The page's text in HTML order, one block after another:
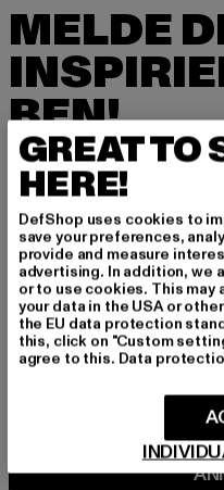
MELDE
BEN!
Melde dich hier für
erhalte künftig
nds, Angebote und
er E-Mail!
An welchen Produkten
MÄNNER
FRAUEN
GREAT TO
HERE!
DefShop uses cookies to
save your preferences,
provide and measure
advertising. In addition, we
or to use cookies. This
your data in the USA or
the EU data protection
this, click on "Custom
agree to this. Data